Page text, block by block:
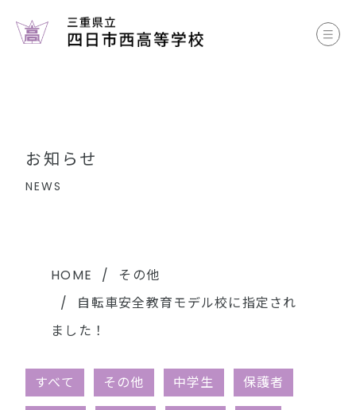
お知らせ
学校生活
中学生のみなさまへ
お知らせ
NEWS
HOME
その他
自転車安全教育モデル校に指定され
ました！
すべて その他 中学生 保護者